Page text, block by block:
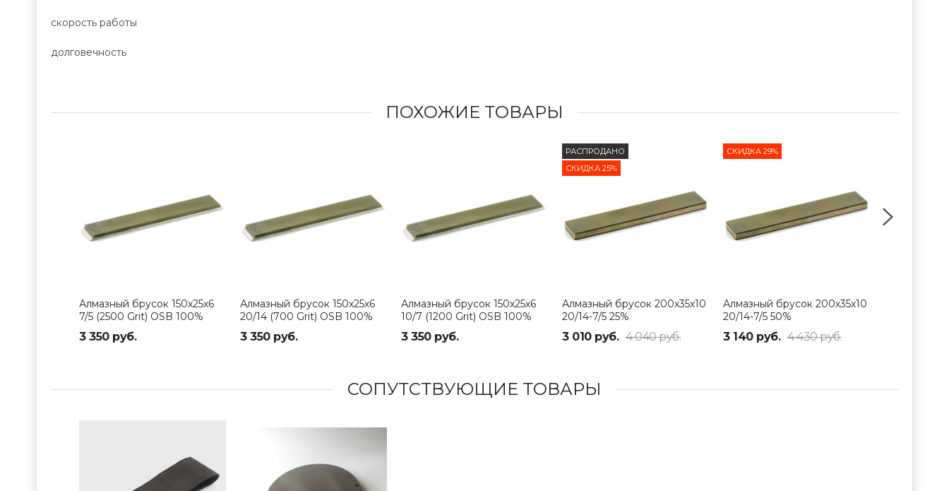
скорость работы
долговечность
ПОХОЖИЕ ТОВАРЫ
Алмазный брусок 150х25х6
7/5 (2500 Grit) OSB 100%
3 350 руб.
Алмазный брусок 150х25х6
20/14 (700 Grit) OSB 100%
3 350 руб.
Алмазный брусок 150х25х6
10/7 (1200 Grit) OSB 100%
3 350 руб.
РАСПРОДАНО
СКИДКА 25%
Алмазный брусок 200х35х10
20/14-7/5 25%
3 010 руб. 4 040 руб.
СКИДКА 29%
Алмазный брусок 200х35х10
20/14-7/5 50%
3 140 руб. 4 430 руб.
СОПУТСТВУЮЩИЕ ТОВАРЫ